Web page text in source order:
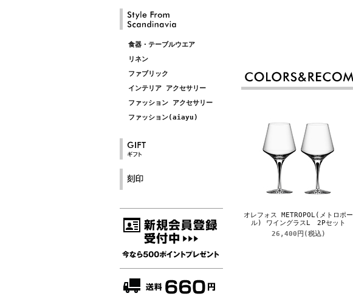
食器・テーブルウエア
リネン
ファブリック
インテリア アクセサリー
ファッション アクセサリー
ファッション(aiayu)
オレフォス METROPOL(メトロポー
ル) ワイングラスL 2Pセット
26,400円 (税込)